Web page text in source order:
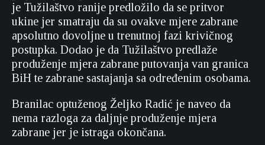
je Tužilaštvo ranije predložilo da se pritvor
ukine jer smatraju da su ovakve mjere zabrane
apsolutno dovoljne u trenutnoj fazi krivičnog
postupka. Dodao je da Tužilaštvo predlaže
produženje mjera zabrane putovanja van granica
BiH te zabrane sastajanja sa određenim osobama.
Branilac optuženog Željko Radić je naveo da
nema razloga za daljnje produženje mjera
zabrane jer je istraga okončana.